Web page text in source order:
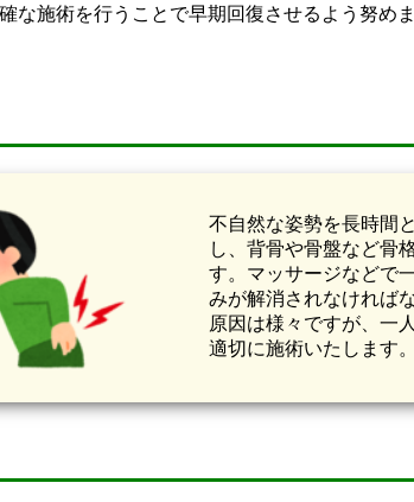
な施術を行うことで早期回復させるよう努めま
不自然な姿勢を長時間
し、背骨や骨盤など骨
す。マッサージなどで
みが解消されなければ
原因は様々ですが、一
適切に施術いたします。